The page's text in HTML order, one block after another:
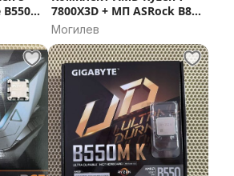
7800X3D + МП ASRock B850
Pro-A WiFi ( Гарантия )
Могилев